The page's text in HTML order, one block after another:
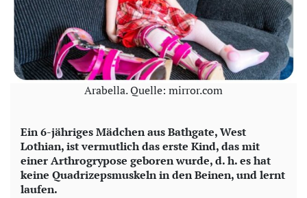
Arabella. Quelle: mirror.com
Ein 6-jähriges Mädchen aus Bathgate, West
Lothian, ist vermutlich das erste Kind, das mit
einer Arthrogrypose geboren wurde, d. h. es hat
keine Quadrizepsmuskeln in den Beinen, und lernt
laufen.